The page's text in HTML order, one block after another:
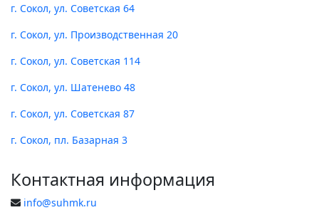
г. Сокол, ул. Советская 64
г. Сокол, ул. Производственная 20
г. Сокол, ул. Советская 114
г. Сокол, ул. Шатенево 48
г. Сокол, ул. Советская 87
г. Сокол, пл. Базарная 3
Контактная информация
info@suhmk.ru